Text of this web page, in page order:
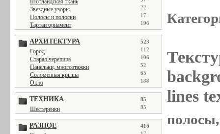
Шотландская ткань
Звездные узоры 22
Полосы и полоски 17
Тартан орнамент 196
АРХИТЕКТУРА 523
Город 112
Старая черепица 106
Панельки, многоэтажки 52
Соломенная крыша 65
Окно 188
ТЕХНИКА 85
Шестеренки 85
РАЗНОЕ 416
lines